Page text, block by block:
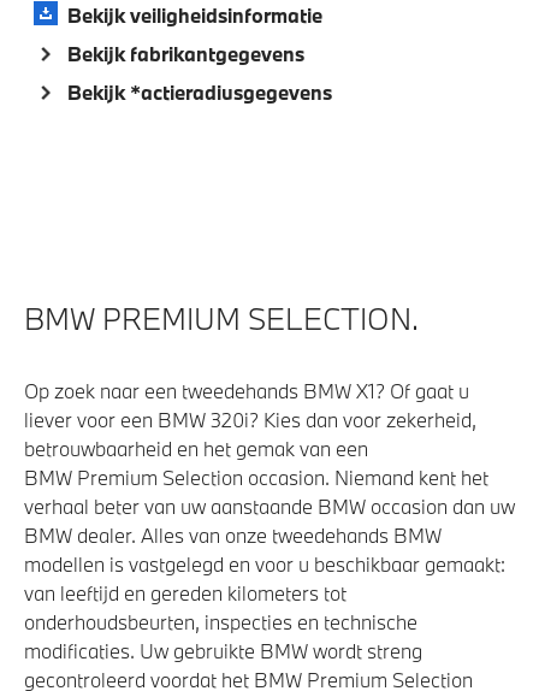
xDrive - Vierwielaandrijving
Bekijk veiligheidsinformatie
Bekijk fabrikantgegevens
Bekijk *actieradiusgegevens
BMW PREMIUM SELECTION.
Op zoek naar een tweedehands BMW X1? Of gaat u
liever voor een BMW 320i? Kies dan voor zekerheid,
betrouwbaarheid en het gemak van een
BMW Premium Selection occasion. Niemand kent het
verhaal beter van uw aanstaande BMW occasion dan uw
BMW dealer. Alles van onze tweedehands BMW
modellen is vastgelegd en voor u beschikbaar gemaakt:
van leeftijd en gereden kilometers tot
onderhoudsbeurten, inspecties en technische
modificaties. Uw gebruikte BMW wordt streng
gecontroleerd voordat het BMW Premium Selection